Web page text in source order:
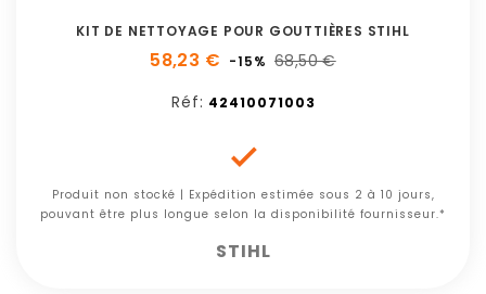
KIT DE NETTOYAGE POUR GOUTTIÈRES STIHL
58,23 € -15% 68,50 €
Réf: 42410071003

Produit non stocké | Expédition estimée sous 2 à 10 jours,
pouvant être plus longue selon la disponibilité fournisseur.*
STIHL